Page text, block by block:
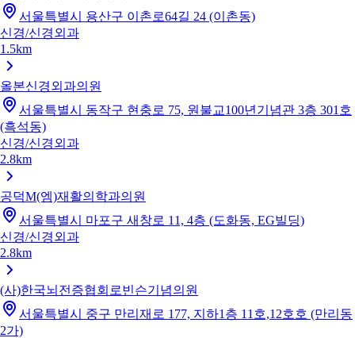
서울특별시 용산구 이촌로64길 24 (이촌동)
신경/신경외과
1.5km
올본신경외과의원
서울특별시 동작구 현충로 75, 원불교100년기념관 3층 301호
(흑석동)
신경/신경외과
2.8km
공덕M(엠)재활의학과의원
서울특별시 마포구 새창로 11, 4층 (도화동, EG빌딩)
신경/신경외과
2.8km
(사)한국뇌전증협회로빈슨기념의원
서울특별시 중구 만리재로 177, 지하1층 11호,12호호 (만리동
2가)